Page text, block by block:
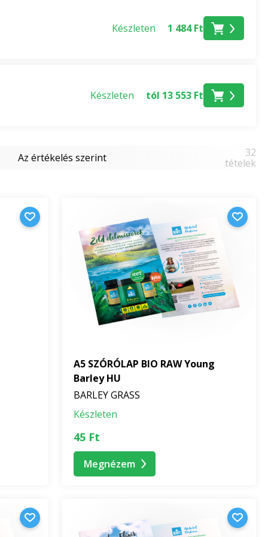
és bemutató anyagokat tartalmaznak a márka
ÖKO jegyzetfüzetekbe, és
vagy rendszámtábla-tartóval, és tudassa a világgal,
de a mindennapi életben is használhatók.
más személyeknek, akik hivatalos reklám- és
Készleten 1 484 Ft
Készleten tól 13 553 Ft
Az értékelés szerint
32
tételek
A5 SZÓRÓLAP BIO RAW Young
Barley HU
BARLEY GRASS
Készleten
45 Ft
Megnézem